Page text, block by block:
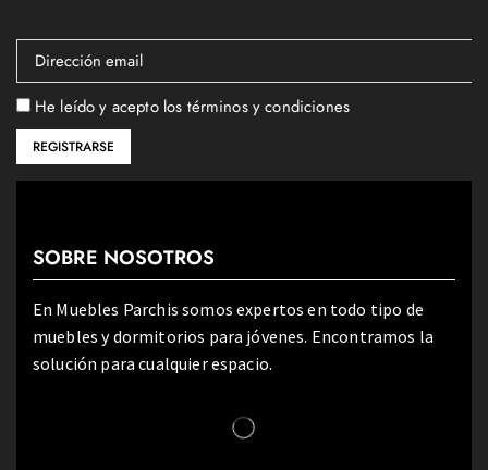
He leído y acepto los términos y condiciones
SOBRE NOSOTROS
En Muebles Parchis somos expertos en todo tipo de
muebles y dormitorios para jóvenes. Encontramos la
solución para cualquier espacio.